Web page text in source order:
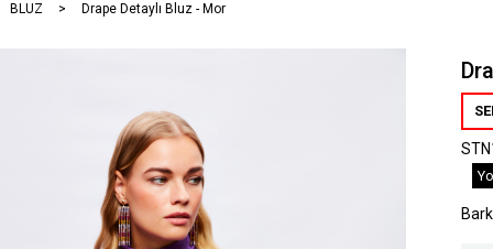
BLUZ Drape Detaylı Bluz - Mor